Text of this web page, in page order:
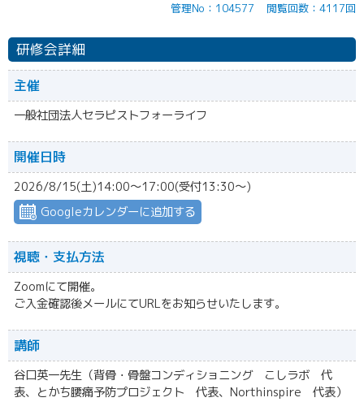
管理No：104577 閲覧回数：4117回
研修会詳細
主催
一般社団法人セラピストフォーライフ
開催日時
2026/8/15(土)14:00～17:00(受付13:30〜)
Googleカレンダーに追加する
視聴・ 支払方法
Zoomにて開催。
ご入金確認後メールにてURLをお知らせいたします。
講師
谷口英一先生（背骨・骨盤コンディショニング こしラボ 代
表、とかち腰痛予防プロジェクト 代表、Northinspire 代表）